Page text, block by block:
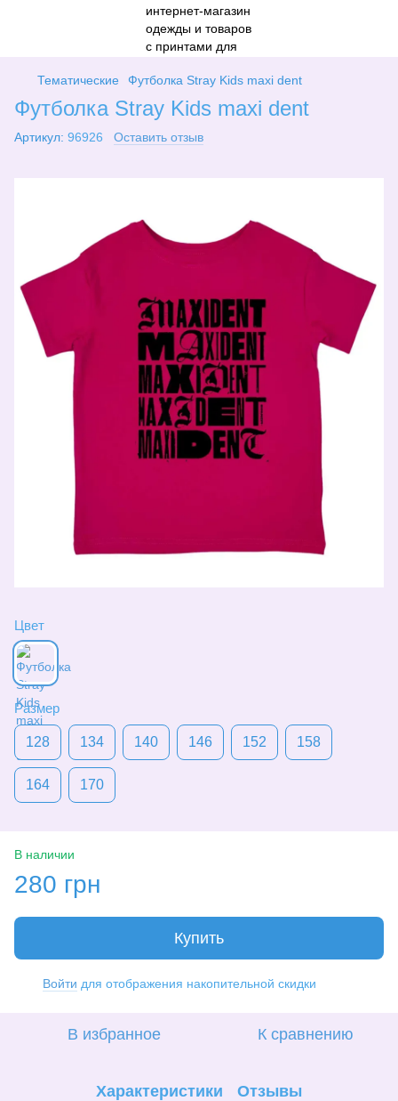
Тематические Футболка Stray Kids maxi dent
Футболка Stray Kids maxi dent
Артикул: 96926 Оставить отзыв
Цвет
Размер
128 134 140 146 152 158
164 170
В наличии
280 грн
Купить
Войти для отображения накопительной скидки
В избранное К сравнению
Характеристики Отзывы